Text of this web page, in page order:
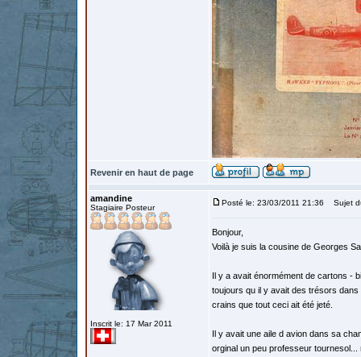
Revenir en haut de page
amandine
Stagiaire Posteur
Inscrit le: 17 Mar 2011
Posté le: 23/03/2011 21:36 Sujet
Bonjour,
Voilà je suis la cousine de Georges
Il y a avait énormément de cartons -
toujours qu il y avait des trésors
crains que tout ceci ait été jeté.
Il y avait une aile d avion dans sa
orginal un peu professeur